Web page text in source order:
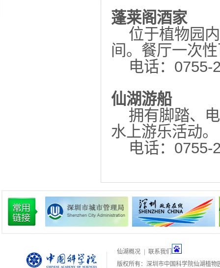
蓬莱阁酒家
位于植物园内
间。餐厅一次
电话：0755-
仙湖游船
拥有脚踏、电
水上游乐活动。
电话：0755-
仙湖概况
联系我们
版权所有：深圳市中国科学院仙湖植物